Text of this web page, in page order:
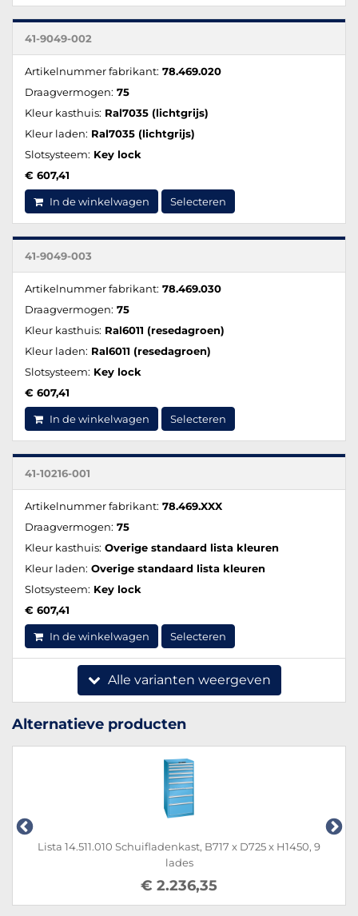
41-9049-002
Artikelnummer fabrikant: 78.469.020
Draagvermogen: 75
Kleur kasthuis: Ral7035 (lichtgrijs)
Kleur laden: Ral7035 (lichtgrijs)
Slotsysteem: Key lock
€ 607,41
In de winkelwagen Selecteren
41-9049-003
Artikelnummer fabrikant: 78.469.030
Draagvermogen: 75
Kleur kasthuis: Ral6011 (resedagroen)
Kleur laden: Ral6011 (resedagroen)
Slotsysteem: Key lock
€ 607,41
In de winkelwagen Selecteren
41-10216-001
Artikelnummer fabrikant: 78.469.XXX
Draagvermogen: 75
Kleur kasthuis: Overige standaard lista kleuren
Kleur laden: Overige standaard lista kleuren
Slotsysteem: Key lock
€ 607,41
In de winkelwagen Selecteren
Alle varianten weergeven
Alternatieve producten
Lista 14.511.010 Schuifladenkast, B717 x D725 x H1450, 9
lades
€ 2.236,35